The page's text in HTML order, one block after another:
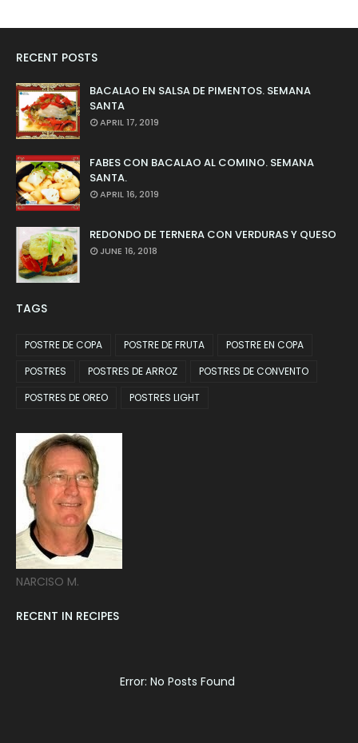
RECENT POSTS
BACALAO EN SALSA DE PIMENTOS. SEMANA
SANTA
APRIL 17, 2019
FABES CON BACALAO AL COMINO. SEMANA
SANTA.
APRIL 16, 2019
REDONDO DE TERNERA CON VERDURAS Y QUESO
JUNE 16, 2018
TAGS
POSTRE DE COPA POSTRE DE FRUTA
POSTRE EN COPA
POSTRES
POSTRES DE ARROZ
POSTRES DE CONVENTO
POSTRES DE OREO
POSTRES LIGHT
NARCISO M.
RECENT IN RECIPES
Error: No Posts Found